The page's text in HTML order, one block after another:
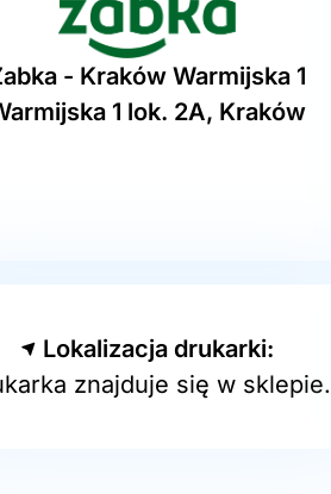
- Kraków Warmijska 1
1 lok. 2A, Kraków
Lokalizacja drukarki:
znajduje się w sklepie.